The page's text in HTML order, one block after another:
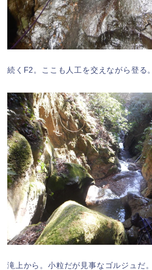
続くF2。ここも人工を交えながら登る。
滝上から。小粒だが見事なゴルジュだ。